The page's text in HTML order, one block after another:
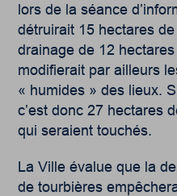
lors de la séance
détruirait 15 hectares
drainage de 12
modifierait par ailleurs
« humides » des lieux.
c’est donc 27 hectares
qui seraient touchés.
La Ville évalue que la
de tourbières